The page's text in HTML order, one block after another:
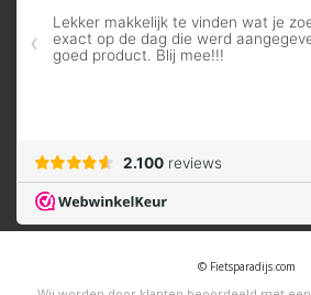
© Fietsparadijs.com